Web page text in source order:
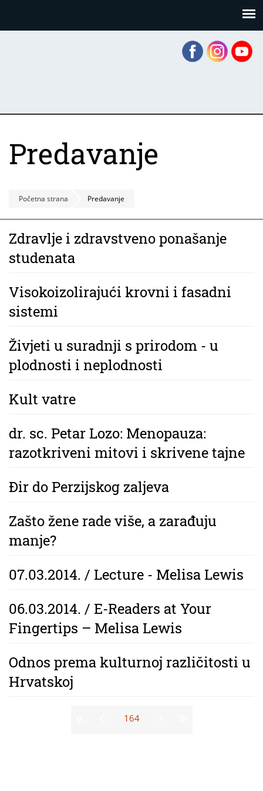
Predavanje
Početna strana Predavanje
Zdravlje i zdravstveno ponašanje
studenata
Visokoizolirajući krovni i fasadni
sistemi
Živjeti u suradnji s prirodom - u
plodnosti i neplodnosti
Kult vatre
dr. sc. Petar Lozo: Menopauza:
razotkriveni mitovi i skrivene tajne
Đir do Perzijskog zaljeva
Zašto žene rade više, a zarađuju
manje?
07.03.2014. / Lecture - Melisa Lewis
06.03.2014. / E-Readers at Your
Fingertips – Melisa Lewis
Odnos prema kulturnoj različitosti u
Hrvatskoj
164